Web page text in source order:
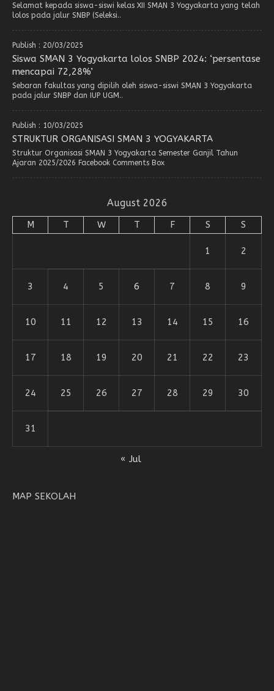
Selamat kepada siswa-siswi kelas XII SMAN 3 Yogyakarta yang telah
lolos pada jalur SNBP (Seleksi..
Publish : 20/03/2025
Siswa SMAN 3 Yogyakarta lolos SNBP 2024: ‘persentase
mencapai 72,28%’
Sebaran fakultas yang dipilih oleh siswa-siswi SMAN 3 Yogyakarta
pada jalur SNBP dan IUP UGM..
Publish : 10/03/2025
STRUKTUR ORGANISASI SMAN 3 YOGYAKARTA
Struktur Organisasi SMAN 3 Yogyakarta Semester Ganjil Tahun
Ajaran 2025/2026 Facebook Comments Box
August 2026
M T W T F S S
1 2
3 4 5 6 7 8 9
10 11 12 13 14 15 16
17 18 19 20 21 22 23
24 25 26 27 28 29 30
31
« Jul
MAP SEKOLAH